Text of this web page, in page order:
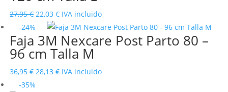
27,95€ El
precio
original
era:
22,03 €El
precio
actual
es:
IVA incluido
-24%
Faja 3M Nexcare Post Parto 80 –
96 cm Talla M
36,95€ El
28,13 €ElIVA incluido
-35%